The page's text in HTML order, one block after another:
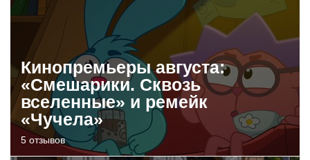
Кинопремьеры августа:
«Смешарики. Сквозь
вселенные» и ремейк
«Чучела»
5 отзывов